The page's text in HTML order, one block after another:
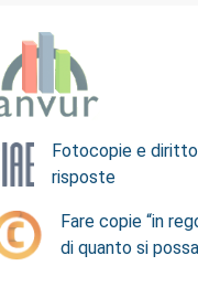
Fotocopie e diritto
risposte
Fare copie “in
di quanto si